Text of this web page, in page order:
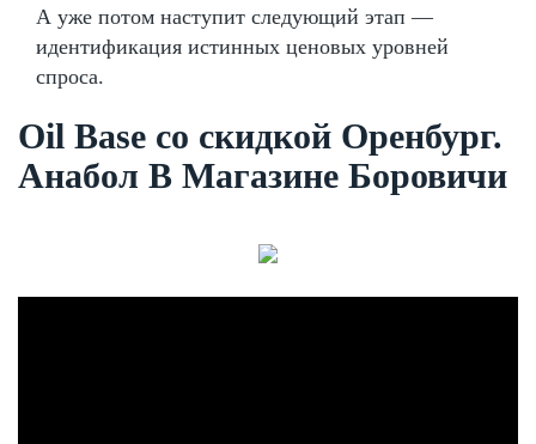
А уже потом наступит следующий этап —
идентификация истинных ценовых уровней
спроса.
Oil Base со скидкой Оренбург.
Анабол В Магазине Боровичи